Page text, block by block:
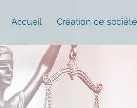
Accueil Création de société